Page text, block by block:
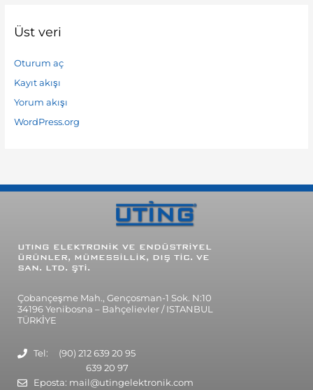
Üst veri
Oturum aç
Kayıt akışı
Yorum akışı
WordPress.org
UTING ELEKTRONİK VE ENDÜSTRİYEL
ÜRÜNLER, MÜMESSİLLİK, DIŞ TİC. VE
SAN. LTD. ŞTİ.
Çobançeşme Mah., Gençosman-1 Sok. N:10
34196 Yenibosna – Bahçelievler / ISTANBUL
TÜRKİYE
Tel: (90) 212 639 20 95
639 20 97
Eposta: mail@utingelektronik.com